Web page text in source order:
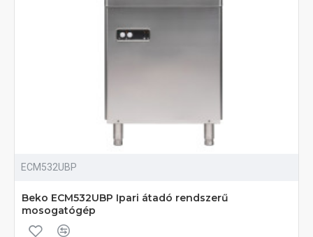
ECM532UBP
Beko ECM532UBP Ipari átadó rendszerű
mosogatógép